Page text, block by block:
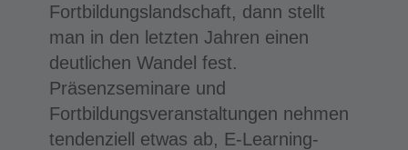
Fortbildungslandschaft, dann stellt
man in den letzten Jahren einen
deutlichen Wandel fest.
Präsenzseminare und
Fortbildungsveranstaltungen nehmen
tendenziell etwas ab, E‑Learning-